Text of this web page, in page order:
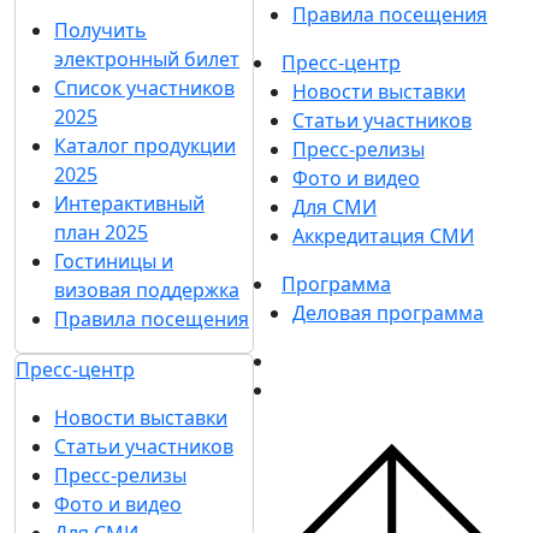
Получить
электронный билет
Список участников
2025
Каталог продукции
2025
Интерактивный
план 2025
Гостиницы и
визовая поддержка
Правила посещения
Пресс-центр
Новости выставки
Статьи участников
Пресс-релизы
Фото и видео
Правила посещения
Пресс-центр
Новости выставки
Статьи участников
Пресс-релизы
Фото и видео
Для СМИ
Аккредитация СМИ
Программа
Деловая программа